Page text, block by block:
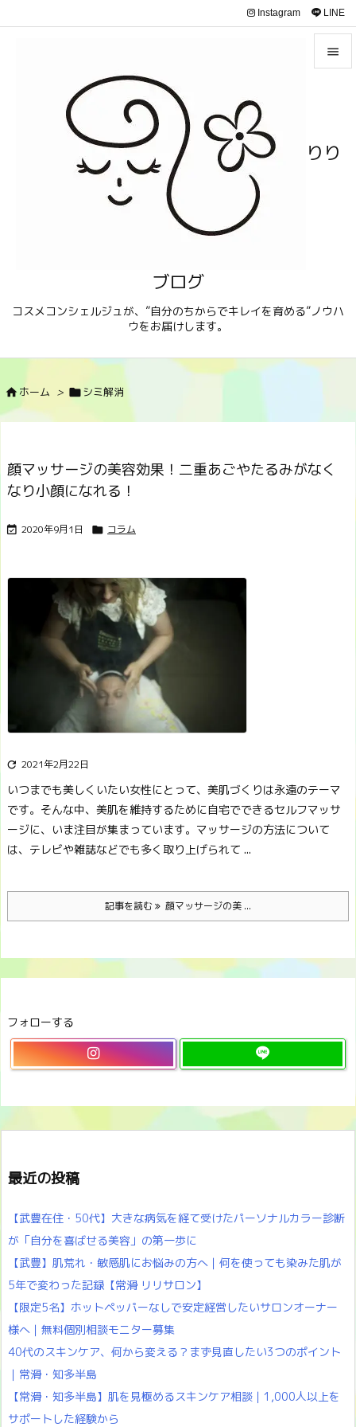
りり
ブログ
コスメコンシェルジュが、”自分のちからでキレイを育める”ノウハ
ウをお届けします。

サイド
Instagram LINE
ホーム > シミ解消
顔マッサージの美容効果！二重あごやたるみがなく
なり小顔になれる！
 2020年9月1日  コラム
 2021年2月22日
いつまでも美しくいたい女性にとって、美肌づくりは永遠のテーマ
です。そんな中、美肌を維持するために自宅でできるセルフマッサ
ージに、いま注目が集まっています。 マッサージの方法について
は、テレビや雑誌などでも多く取り上げられて ...
記事を読む 顔マッサージの美 ...
フォローする
最近の投稿
【武豊在住・50代】大きな病気を経て受けたパーソナルカラー診断
が「自分を喜ばせる美容」の第一歩に
【武豊】肌荒れ・敏感肌にお悩みの方へ｜何を使っても染みた肌が
5年で変わった記録【常滑 リリサロン】
【限定5名】ホットペッパーなしで安定経営したいサロンオーナー
様へ｜無料個別相談モニター募集
40代のスキンケア、何から変える？まず見直したい3つのポイント
｜常滑・知多半島
【常滑・知多半島】肌を見極めるスキンケア相談｜1,000人以上を
サポートした経験から